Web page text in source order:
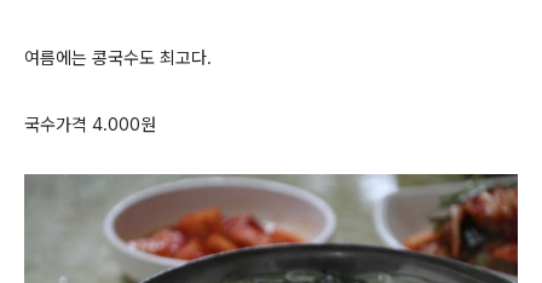
여름에는 콩국수도 최고다.
국수가격 4.000원